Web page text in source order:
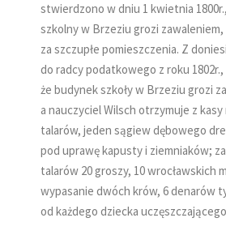
stwierdzono w dniu 1 kwietnia
szkolny w Brzeziu grozi zawaleniem,
za szczupłe pomieszczenia. Z
do radcy podatkowego z roku
że budynek szkoły w Brzeziu grozi
a nauczyciel Wilsch otrzymuje z kasy
talarów, jeden sągiew dębowego
pod uprawę kapusty i ziemniaków;
talarów 20 groszy, 10 wrocławskich
wypasanie dwóch krów, 6 denarów
od każdego dziecka